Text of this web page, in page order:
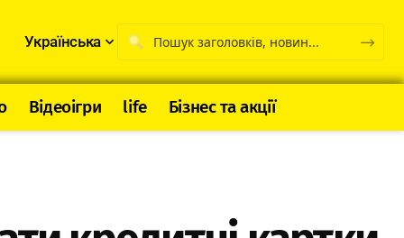
Українська
Відеоігри life Бізнес та акції